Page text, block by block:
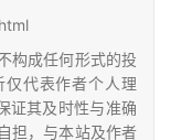
构成任何形式的投
代表作者个人理
证其及时性与准确
担，与本站及作者